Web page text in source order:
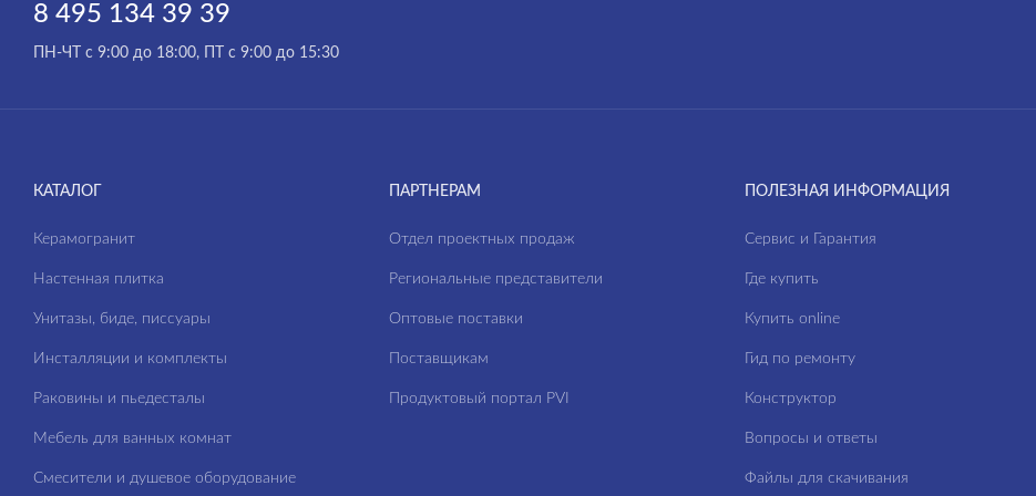
BRASKO BLACK
CALLA
8 495 134 39 39
ПН-ЧТ с 9:00 до 18:00, ПТ с 9:00 до 15:30
КАТАЛОГ
Керамогранит
Настенная плитка
Унитазы, биде, писсуары
Инсталляции и комплекты
Раковины и пьедесталы
Мебель для ванных комнат
Смесители и душевое оборудование
ПАРТНЕРАМ
Отдел проектных продаж
Региональные представители
Оптовые поставки
Поставщикам
Продуктовый портал PVI
ПОЛЕЗНАЯ ИНФОРМАЦИЯ
Сервис и Гарантия
Где купить
Купить online
Гид по ремонту
Конструктор
Вопросы и ответы
Файлы для скачивания